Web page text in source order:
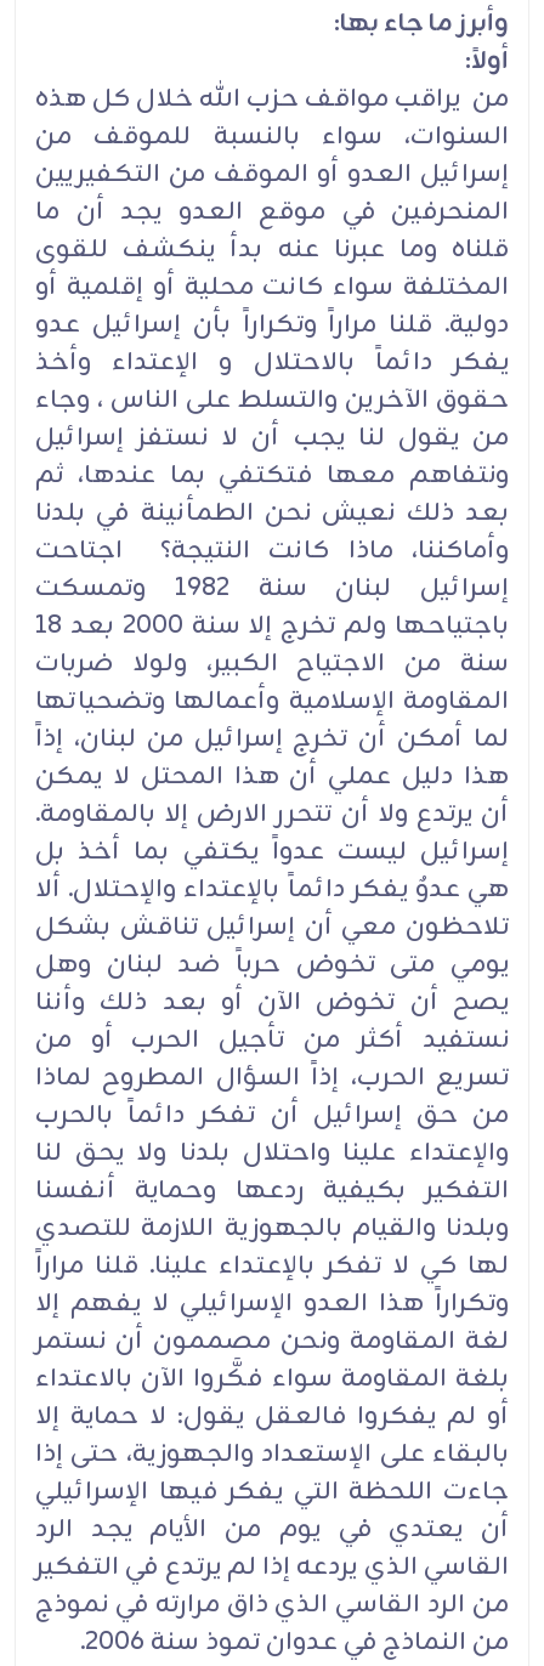
وأبرز ما جاء بها:
أولاً:
من يراقب مواقف حزب الله خلال كل هذه
السنوات، سواء بالنسبة للموقف من
إسرائيل العدو أو الموقف من التكفيريين
المنحرفين في موقع العدو يجد أن ما
قلناه وما عبرنا عنه بدأ ينكشف للقوى
المختلفة سواء كانت محلية أو إقلمية أو
دولية. قلنا مراراً وتكراراً بأن إسرائيل عدو
يفكر دائماً بالاحتلال و الإعتداء وأخذ
حقوق الآخرين والتسلط على الناس ، وجاء
من يقول لنا يجب أن لا نستفز إسرائيل
ونتفاهم معها فتكتفي بما عندها، ثم
بعد ذلك نعيش نحن الطمأنينة في بلدنا
وأماكننا، ماذا كانت النتيجة؟ اجتاحت
إسرائيل لبنان سنة 1982 وتمسكت
باجتياحها ولم تخرج إلا سنة 2000 بعد 18
سنة من الاجتياح الكبير، ولولا ضربات
المقاومة الإسلامية وأعمالها وتضحياتها
لما أمكن أن تخرج إسرائيل من لبنان، إذاً
هذا دليل عملي أن هذا المحتل لا يمكن
أن يرتدع ولا أن تتحرر الارض إلا بالمقاومة.
إسرائيل ليست عدواً يكتفي بما أخذ بل
هي عدوٌ يفكر دائماً بالإعتداء والإحتلال. ألا
تلاحظون معي أن إسرائيل تناقش بشكل
يومي متى تخوض حرباً ضد لبنان وهل
يصح أن تخوض الآن أو بعد ذلك وأننا
نستفيد أكثر من تأجيل الحرب أو من
تسريع الحرب، إذاً السؤال المطروح لماذا
من حق إسرائيل أن تفكر دائماً بالحرب
والإعتداء علينا واحتلال بلدنا ولا يحق لنا
التفكير بكيفية ردعها وحماية أنفسنا
وبلدنا والقيام بالجهوزية اللازمة للتصدي
لها كي لا تفكر بالإعتداء علينا. قلنا مراراً
وتكراراً هذا العدو الإسرائيلي لا يفهم إلا
لغة المقاومة ونحن مصممون أن نستمر
بلغة المقاومة سواء فكَّروا الآن بالاعتداء
أو لم يفكروا فالعقل يقول: لا حماية إلا
بالبقاء على الإستعداد والجهوزية، حتى إذا
جاءت اللحظة التي يفكر فيها الإسرائيلي
أن يعتدي في يوم من الأيام يجد الرد
القاسي الذي يردعه إذا لم يرتدع في التفكير
من الرد القاسي الذي ذاق مرارته في نموذج
من النماذج في عدوان تموذ سنة 2006.